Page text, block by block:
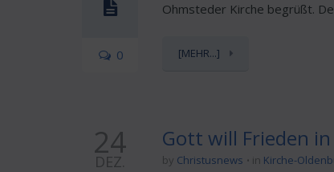
0
Ohmsteder Kirche begrüßt.
[MEHR...]
24
DEZ.
Gott will Frieden
by Christusnews in Kirche-